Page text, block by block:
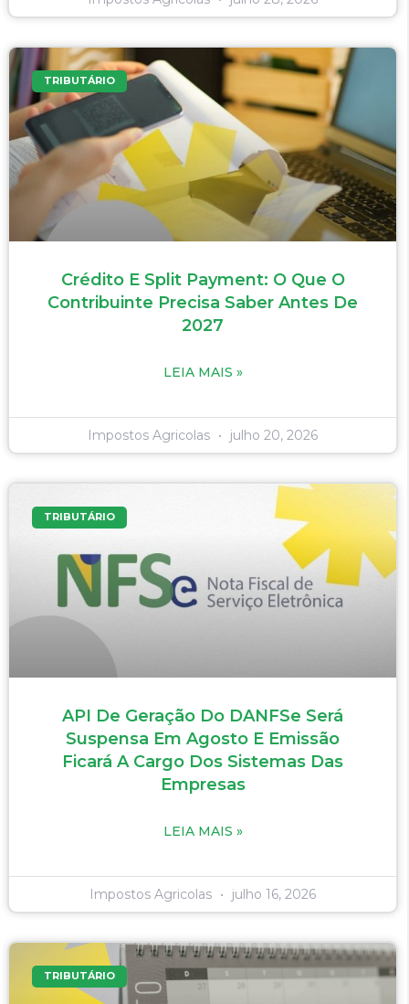
TRIBUTÁRIO
Crédito E Split Payment: O Que O
Contribuinte Precisa Saber Antes De
2027
LEIA MAIS »
Impostos Agricolas julho 20, 2026
TRIBUTÁRIO
API De Geração Do DANFSe Será
Suspensa Em Agosto E Emissão
Ficará A Cargo Dos Sistemas Das
Empresas
LEIA MAIS »
Impostos Agricolas julho 16, 2026
TRIBUTÁRIO